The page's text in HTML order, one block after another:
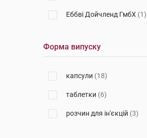
Еббві Дойчленд ГмбХ (1)
Пфайзер Менюфекчуринг
Пфайзер Менюфекчуринг
Форма випуску
капсули (18)
таблетки (6)
розчин для ін'єкцій (3)